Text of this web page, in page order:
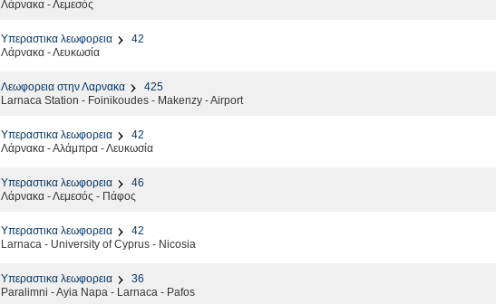
Λάρνακα - Λεμεσός
Υπεραστικα λεωφορεια
42
Λάρνακα - Λευκωσία
Λεωφορεια στην Λαρνακα
425
Larnaca Station - Foinikoudes - Makenzy - Airport
Υπεραστικα λεωφορεια
42
Λάρνακα - Αλάμπρα - Λευκωσία
Υπεραστικα λεωφορεια
46
Λάρνακα - Λεμεσός - Πάφος
Υπεραστικα λεωφορεια
42
Larnaca - University of Cyprus - Nicosia
Υπεραστικα λεωφορεια
36
Paralimni - Ayia Napa - Larnaca - Pafos